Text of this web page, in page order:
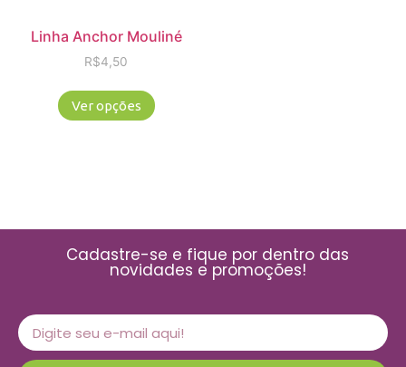
Linha Anchor Mouliné
R$4,50
Ver opções
Cadastre-se e fique por dentro das
novidades e promoções!